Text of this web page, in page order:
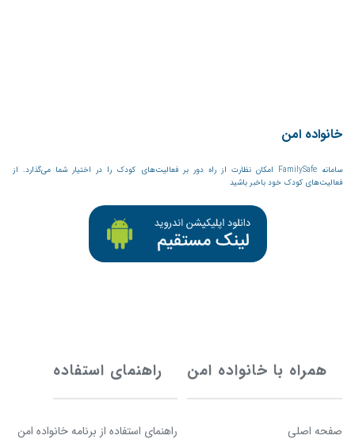
خانواده امن
سامانه FamilySafe امکان نظارت از راه دور بر فعالیت‌های کودک را در اختیار شما می‌گذارد. از
فعالیت‌های کودک خود باخبر باشید
همراه با خانواده امن
صفحه اصلی
راهنمای استفاده
راهنمای استفاده از برنامه خانواده امن